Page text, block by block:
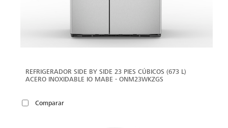
REFRIGERADOR SIDE BY SIDE 23 PIES CÚBICOS (673 L)
ACERO INOXIDABLE IO MABE - ONM23WKZGS
Comparar